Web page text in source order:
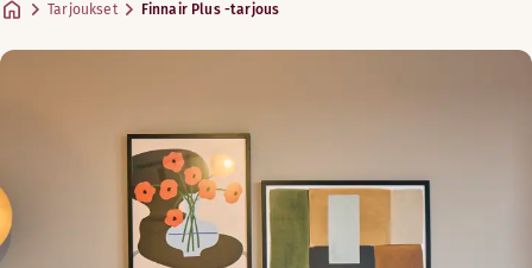
Tarjoukset Finnair Plus -tarjous